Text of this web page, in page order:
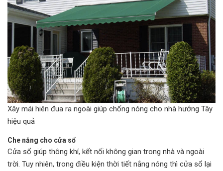
Xây mái hiên đua ra ngoài giúp chống nóng cho nhà hướng Tây
hiệu quả
Che nắng cho cửa sổ
Cửa sổ giúp thông khí, kết nối không gian trong nhà và ngoài
trời. Tuy nhiên, trong điều kiện thời tiết nắng nóng thì cửa sổ lại